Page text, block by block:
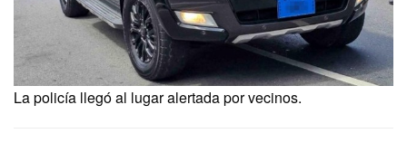
La policía llegó al lugar alertada por vecinos.